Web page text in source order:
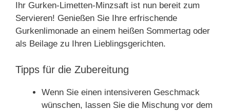
Ihr Gurken-Limetten-Minzsaft ist nun bereit zum
Servieren! Genießen Sie Ihre erfrischende
Gurkenlimonade an einem heißen Sommertag oder
als Beilage zu Ihren Lieblingsgerichten.
Tipps für die Zubereitung
Wenn Sie einen intensiveren Geschmack
wünschen, lassen Sie die Mischung vor dem